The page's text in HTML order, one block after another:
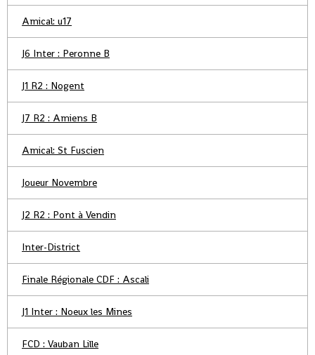
Amical: u17
J6 Inter : Peronne B
J1 R2 : Nogent
J7 R2 : Amiens B
Amical: St Fuscien
Joueur Novembre
J2 R2 : Pont à Vendin
Inter-District
Finale Régionale CDF : Ascali
J1 Inter : Noeux les Mines
FCD : Vauban Lille